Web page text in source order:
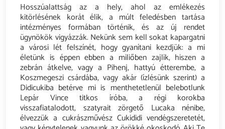
Hosszúalattság az a hely, ahol az emlékezés
kitörlésének korát élik, a múlt feledésben tartása
intézményes formában történik, és az új rendet
ügynökök vigyázzák. Nekünk sem kell sokat kapargatni
a városi lét felszínét, hogy gyanítani kezdjük: a mi
életünk is éppen ebben a miliőben zajlik, hiszen a
zebrán átkelve, vagy a Pihenj, hattyú étterembe, a
Koszmegeszi csárdába, vagy akár (ízlésünk szerint) a
Didicukiba betérve mi is menthetetlenül belebotlunk
Lepár Vince titkos íróba, a régi korokba
visszafiatalodott, szatyrait zörgető Lucaka nénibe,
élvezzük a cukrászművész Cukididi vendégszeretetét,